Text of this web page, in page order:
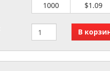
1000
$1.09